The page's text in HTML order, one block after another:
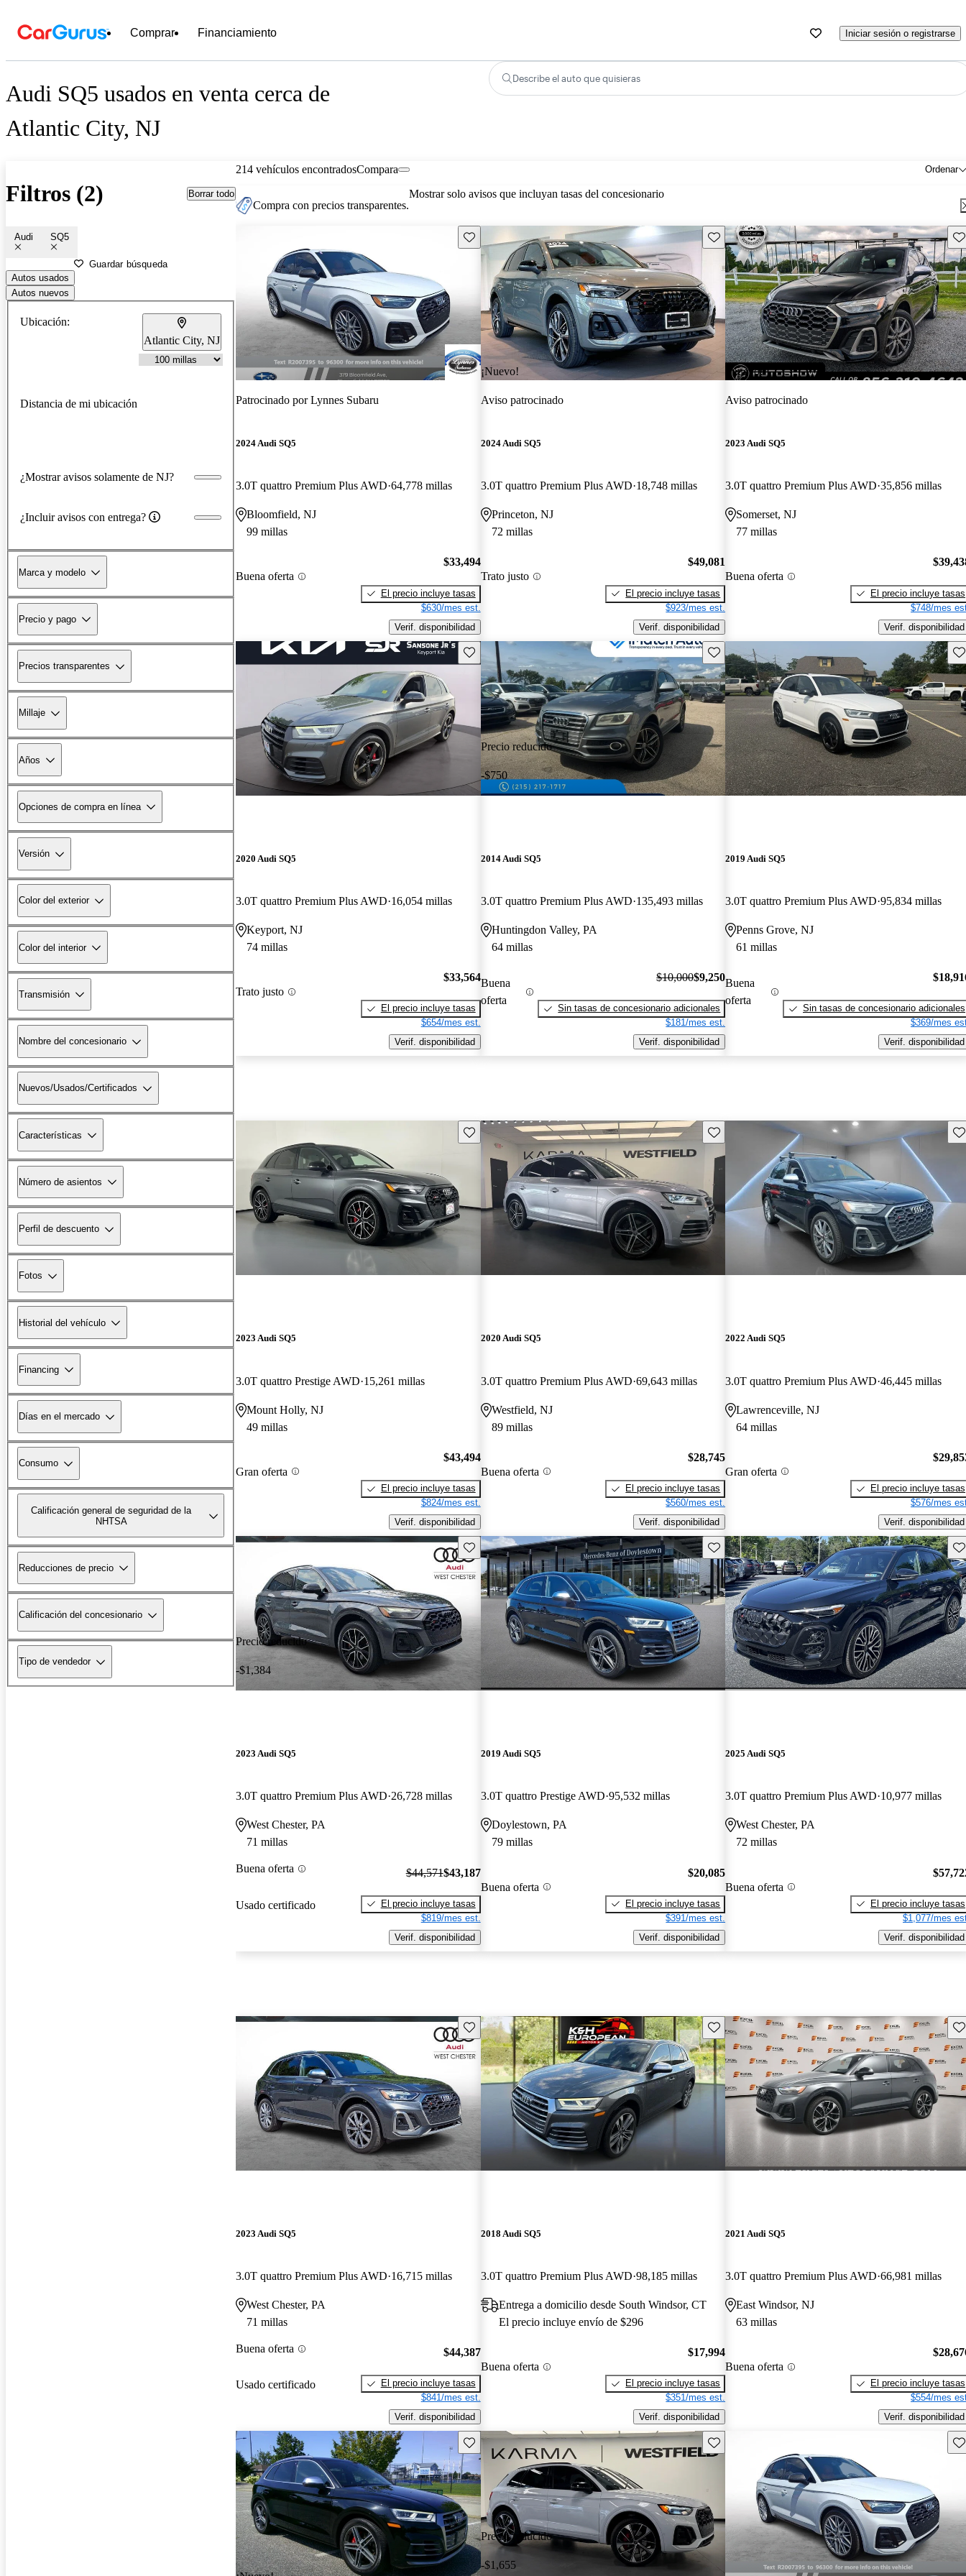
Comprar Financiamiento Iniciar sesión o registrarse
Audi SQ5 usados en venta cerca de
Atlantic City, NJ
Describe el auto que quisieras
Filtros (2) Borrar todo
Audi SQ5
Guardar búsqueda
Autos usados
Autos nuevos
Ubicación:
Atlantic City, NJ
Distancia de mi ubicación
¿Mostrar avisos solamente de NJ?
¿Incluir avisos con entrega?
Marca y modelo
Precio y pago
Precios transparentes
Millaje
Años
Opciones de compra en línea
Versión
Color del exterior
Color del interior
Transmisión
Nombre del concesionario
Nuevos/Usados/Certificados
Características
Número de asientos
Perfil de descuento
Fotos
Historial del vehículo
Financing
Días en el mercado
Consumo
Calificación general de seguridad de la
NHTSA
Reducciones de precio
Calificación del concesionario
Tipo de vendedor
214 vehículos encontrados Ordenar
Compara
Compra con precios transparentes.
Mostrar solo avisos que incluyan tasas del concesionario
Guarda este Aviso
Patrocinado porLynnes Subaru
2024 Audi SQ5
3.0T quattro Premium Plus AWD 64,778 millas
Bloomfield, NJ
99 millas
Buena oferta
$33,494
El precio incluye tasas
$630/mes est.
Verif. disponibilidad
¡Nuevo!
Guarda este Aviso
Aviso patrocinado
2024 Audi SQ5
3.0T quattro Premium Plus AWD 18,748 millas
Princeton, NJ
72 millas
Trato justo
$49,081
El precio incluye tasas
$923/mes est.
Verif. disponibilidad
¡Nuevo!
Aviso patrocinado
2023 Audi SQ5
3.0T quattro Premium Plus AWD 35,856 millas
Somerset, NJ
77 millas
Buena oferta
El precio incluye tasas
$748/mes
Verif. disponibilidad
Guarda este Aviso
2020 Audi SQ5
3.0T quattro Premium Plus AWD 16,054 millas
Keyport, NJ
74 millas
Trato justo
$33,564
El precio incluye tasas
$654/mes est.
Verif. disponibilidad
Precio reducido
-$750
Guarda este Aviso
2014 Audi SQ5
3.0T quattro Premium Plus AWD 135,493 millas
Huntingdon Valley, PA
64 millas
Buena
oferta
$10,000$9,250
Sin tasas de concesionario adicionales
$181/mes est.
Verif. disponibilidad
2019 Audi SQ5
3.0T quattro Premium Plus AWD 95,834 millas
Penns Grove, NJ
61 millas
Buena
oferta
Sin tasas de concesionario adicionales
$369/mes
Verif. disponibilidad
Guarda este Aviso
2023 Audi SQ5
3.0T quattro Prestige AWD 15,261 millas
Mount Holly, NJ
49 millas
Gran oferta
$43,494
El precio incluye tasas
$824/mes est.
Verif. disponibilidad
Guarda este Aviso
2020 Audi SQ5
3.0T quattro Premium Plus AWD 69,643 millas
Westfield, NJ
89 millas
Buena oferta
$28,745
El precio incluye tasas
$560/mes est.
Verif. disponibilidad
2022 Audi SQ5
3.0T quattro Premium Plus AWD 46,445 millas
Lawrenceville, NJ
64 millas
Gran oferta
El precio incluye tasas
$576/mes
Verif. disponibilidad
Precio reducido
-$1,384
Guarda este Aviso
2023 Audi SQ5
3.0T quattro Premium Plus AWD 26,728 millas
West Chester, PA
71 millas
Buena oferta
Usado certificado
$44,571$43,187
El precio incluye tasas
$819/mes est.
Verif. disponibilidad
Guarda este Aviso
2019 Audi SQ5
3.0T quattro Prestige AWD 95,532 millas
Doylestown, PA
79 millas
Buena oferta
$20,085
El precio incluye tasas
$391/mes est.
Verif. disponibilidad
2025 Audi SQ5
3.0T quattro Premium Plus AWD 10,977 millas
West Chester, PA
72 millas
Buena oferta
El precio incluye tasas
$1,077/mes
Verif. disponibilidad
Guarda este Aviso
2023 Audi SQ5
3.0T quattro Premium Plus AWD 16,715 millas
West Chester, PA
71 millas
Buena oferta
Usado certificado
$44,387
El precio incluye tasas
$841/mes est.
Verif. disponibilidad
Guarda este Aviso
2018 Audi SQ5
3.0T quattro Premium Plus AWD 98,185 millas
Entrega a domicilio desde South Windsor, CT
El precio incluye envío de $296
Buena oferta
$17,994
El precio incluye tasas
$351/mes est.
Verif. disponibilidad
2021 Audi SQ5
3.0T quattro Premium Plus AWD 66,981 millas
East Windsor, NJ
63 millas
Buena oferta
El precio incluye tasas
$554/mes
Verif. disponibilidad
Guarda este Aviso
Precio reducido
-$1,655
Guarda este Aviso